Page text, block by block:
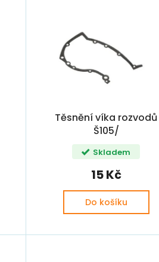
Těsnění víka rozvodů
Š105/
Š120/FAVORIT/FELICIA OE
(047103161, 005401667,
110092851, 113092850,
115090850, 115090851 )
Skladem
15 Kč
Do košíku